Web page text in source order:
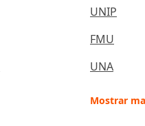
UNIP
FMU
UNA
Mostrar